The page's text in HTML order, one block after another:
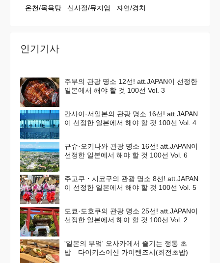
온천/목욕탕
신사절/뮤지엄 자연/경치
인기기사
주부의 관광 명소 12선! att.JAPAN이 선정한
일본에서 해야 할 것 100선 Vol. 3
간사이·서일본의 관광 명소 16선! att.JAPAN
이 선정한 일본에서 해야 할 것 100선 Vol. 4
규슈·오키나와 관광 명소 16선! att.JAPAN이
선정한 일본에서 해야 할 것 100선 Vol. 6
주고쿠・시코구의 관광 명소 8선! att.JAPAN
이 선정한 일본에서 해야 할 것 100선 Vol. 5
도쿄·도호쿠의 관광 명소 25선! att.JAPAN이
선정한 일본에서 해야 할 것 100선 Vol. 2
'일본의 부엌' 오사카에서 즐기는 정통 초
밥 다이키스이산 가이텐즈시(회전초밥)